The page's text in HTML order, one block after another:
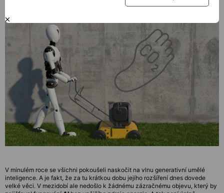
V minulém roce se všichni pokoušeli naskočit na vlnu generativní umělé
inteligence. A je fakt, že za tu krátkou dobu jejího rozšíření dnes dovede
velké věci. V mezidobí ale nedošlo k žádnému zázračnému objevu, který by